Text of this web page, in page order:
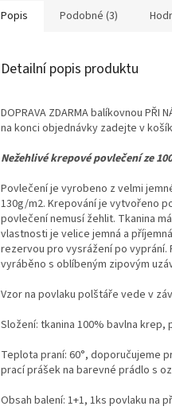
Popis Podobné (3)
Detailní popis produktu
DOPRAVA ZDARMA balíkovnou PŘI
na konci objednávky zadejte v
Nežehlivé krepové povlečení ze
Povlečení je vyrobeno z velmi
130g/m2. Krepování je vytvořeno
povlečení nemusí žehlit. Tkanina
vlastnosti je velice jemná a
rezervou pro vysrážení po vyprání.
vyráběno s oblíbeným zipovým
Vzor na povlaku polštáře vede v
Složení: tkanina 100% bavlna
Teplota praní: 60°, doporučujeme
prací prášek na barevné prádlo s
Obsah balení: 1+1, 1ks povlaku na